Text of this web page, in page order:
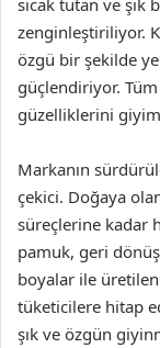
zenginleştiriliyor.
özgü bir şekilde
güçlendiriyor.
güzelliklerini
Markanın
çekici. Doğaya
süreçlerine kadar
pamuk, geri
boyalar ile
tüketicilere hitap
şık ve özgün